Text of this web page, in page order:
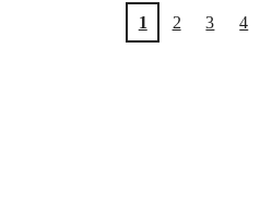
1 2 3 4